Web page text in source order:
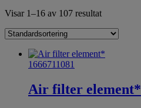
Visar 1–16 av 107 resultat
1666711081
Air filter element*